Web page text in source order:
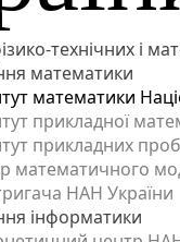
технічних і
математики
математики
прикладної
прикладних
математичного
НАН України
інформатики